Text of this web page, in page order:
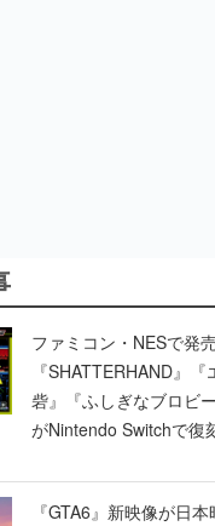
ファミコン・NESで発
『SHATTERHAND』
砦』『ふしぎなブロビ
がNintendo Switchで復
『GTA6』新映像が日